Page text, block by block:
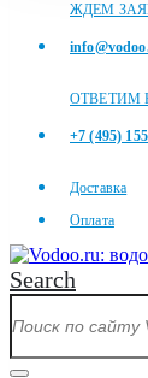
ЖДЕМ
ОТВЕТИМ
+7 (495)
Доставка
Оплата
Search